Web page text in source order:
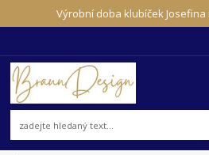
Výrobní doba klubíček Josefina